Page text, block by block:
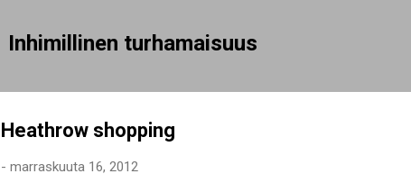
Inhimillinen turhamaisuus
Heathrow shopping
- marraskuuta 16, 2012